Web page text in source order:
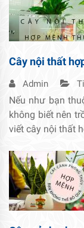
Cây nội thất
Admin
Nếu như bạn
không biết nên
viết cây nội thất